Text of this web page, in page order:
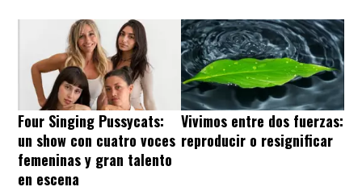
Four Singing Pussycats:
un show con cuatro voces
femeninas y gran talento
en escena
Vivimos entre dos fuerzas:
reproducir o resignificar